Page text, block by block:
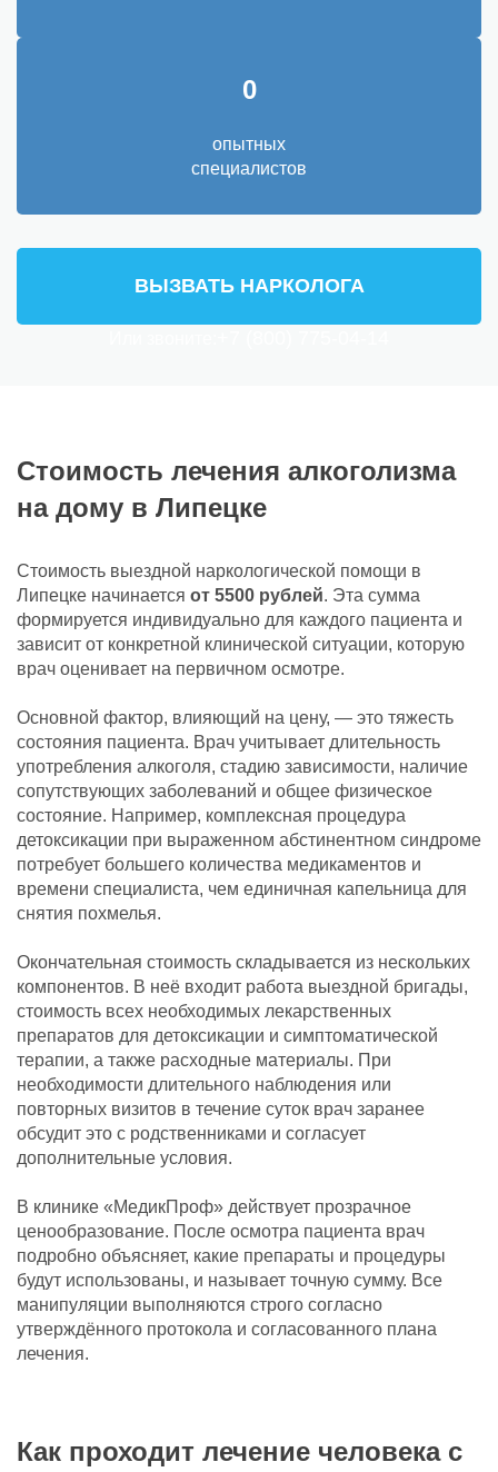
0
опытных
специалистов
ВЫЗВАТЬ НАРКОЛОГА
Стоимость лечения алкоголизма
на дому в Липецке
Стоимость выездной наркологической помощи в
Липецке начинается от 5500 рублей. Эта сумма
формируется индивидуально для каждого пациента и
зависит от конкретной клинической ситуации, которую
врач оценивает на первичном осмотре.
Основной фактор, влияющий на цену, — это тяжесть
состояния пациента. Врач учитывает длительность
употребления алкоголя, стадию зависимости, наличие
сопутствующих заболеваний и общее физическое
состояние. Например, комплексная процедура
детоксикации при выраженном абстинентном синдроме
потребует большего количества медикаментов и
времени специалиста, чем единичная капельница для
снятия похмелья.
Окончательная стоимость складывается из нескольких
компонентов. В неё входит работа выездной бригады,
стоимость всех необходимых лекарственных
препаратов для детоксикации и симптоматической
терапии, а также расходные материалы. При
необходимости длительного наблюдения или
повторных визитов в течение суток врач заранее
обсудит это с родственниками и согласует
дополнительные условия.
В клинике «МедикПроф» действует прозрачное
ценообразование. После осмотра пациента врач
подробно объясняет, какие препараты и процедуры
будут использованы, и называет точную сумму. Все
манипуляции выполняются строго согласно
утверждённого протокола и согласованного плана
лечения.
Как проходит лечение человека с